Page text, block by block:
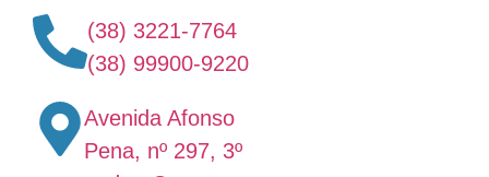
(38) 3221-7764
(38) 99900-9220
Avenida Afonso
Pena, nº 297, 3º